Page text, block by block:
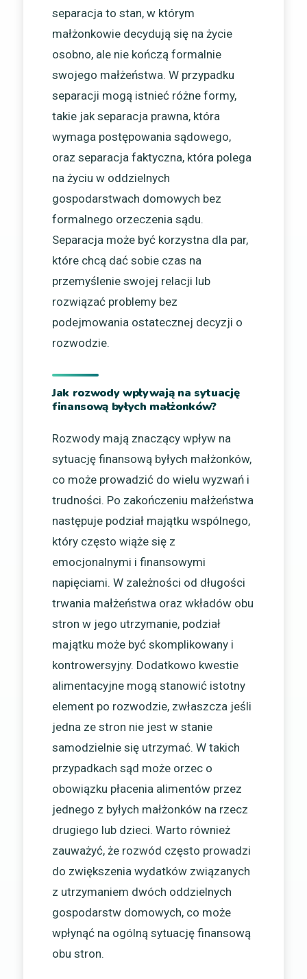
separacja to stan, w którym
małżonkowie decydują się na życie
osobno, ale nie kończą formalnie
swojego małżeństwa. W przypadku
separacji mogą istnieć różne formy,
takie jak separacja prawna, która
wymaga postępowania sądowego,
oraz separacja faktyczna, która polega
na życiu w oddzielnych
gospodarstwach domowych bez
formalnego orzeczenia sądu.
Separacja może być korzystna dla par,
które chcą dać sobie czas na
przemyślenie swojej relacji lub
rozwiązać problemy bez
podejmowania ostatecznej decyzji o
rozwodzie.
Jak rozwody wpływają na sytuację
finansową byłych małżonków?
Rozwody mają znaczący wpływ na
sytuację finansową byłych małżonków,
co może prowadzić do wielu wyzwań i
trudności. Po zakończeniu małżeństwa
następuje podział majątku wspólnego,
który często wiąże się z
emocjonalnymi i finansowymi
napięciami. W zależności od długości
trwania małżeństwa oraz wkładów obu
stron w jego utrzymanie, podział
majątku może być skomplikowany i
kontrowersyjny. Dodatkowo kwestie
alimentacyjne mogą stanowić istotny
element po rozwodzie, zwłaszcza jeśli
jedna ze stron nie jest w stanie
samodzielnie się utrzymać. W takich
przypadkach sąd może orzec o
obowiązku płacenia alimentów przez
jednego z byłych małżonków na rzecz
drugiego lub dzieci. Warto również
zauważyć, że rozwód często prowadzi
do zwiększenia wydatków związanych
z utrzymaniem dwóch oddzielnych
gospodarstw domowych, co może
wpłynąć na ogólną sytuację finansową
obu stron.